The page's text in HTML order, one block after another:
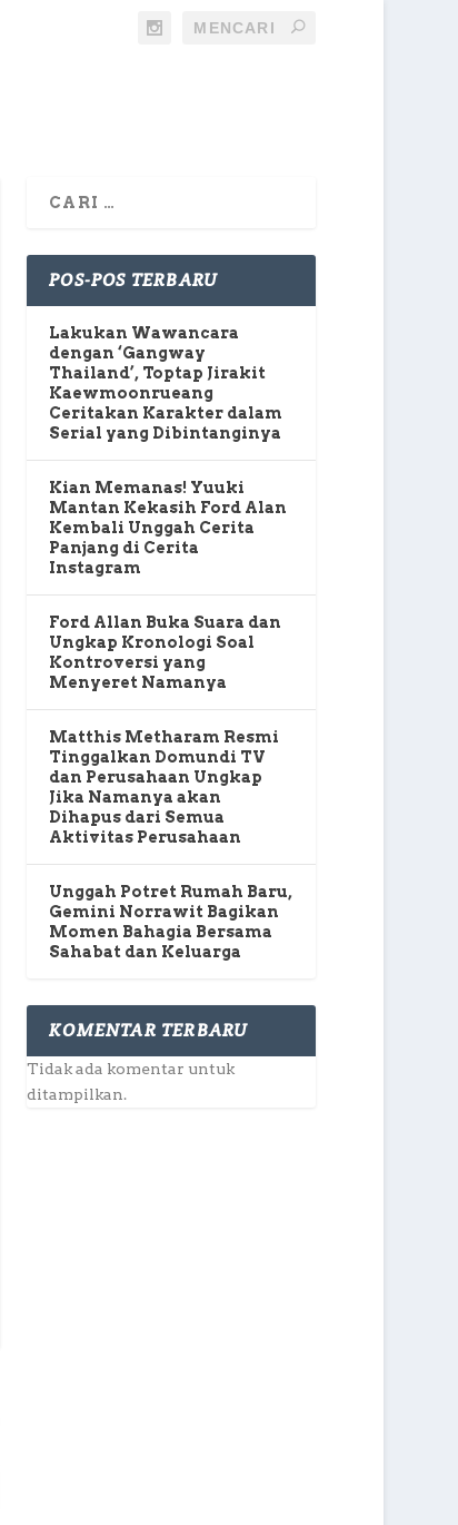
POS-POS TERBARU
Lakukan Wawancara
dengan ‘Gangway
Thailand’, Toptap Jirakit
Kaewmoonrueang
Ceritakan Karakter dalam
Serial yang Dibintanginya
Kian Memanas! Yuuki
Mantan Kekasih Ford Alan
Kembali Unggah Cerita
Panjang di Cerita
Instagram
Ford Allan Buka Suara dan
Ungkap Kronologi Soal
Kontroversi yang
Menyeret Namanya
Matthis Metharam Resmi
Tinggalkan Domundi TV
dan Perusahaan Ungkap
Jika Namanya akan
Dihapus dari Semua
Aktivitas Perusahaan
Unggah Potret Rumah Baru,
Gemini Norrawit Bagikan
Momen Bahagia Bersama
Sahabat dan Keluarga
KOMENTAR TERBARU
Tidak ada komentar untuk
ditampilkan.